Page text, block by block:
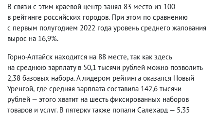
В связи с этим краевой центр занял 83 место из 100
в рейтинге российских городов. При этом по сравнению
с первым полугодием 2022 года уровень среднего жалования
вырос на 16,9%.
Горно-Алтайск находится на 88 месте, так как здесь
на среднюю зарплату в 50,1 тысячи рублей можно позволить
2,38 базовых набора. А лидером рейтинга оказался Новый
Уренгой, где средняя зарплата составила 142,6 тысячи
рублей — этого хватит на шесть фиксированных наборов
товаров и услуг. В пятерку также попали Салехард — 5,35